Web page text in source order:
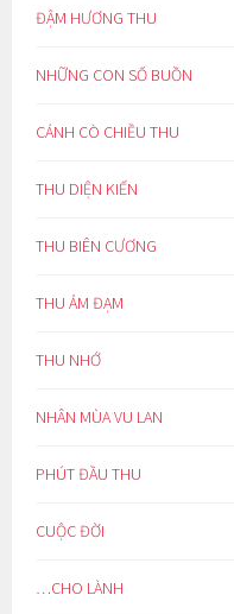
ĐẬM HƯƠNG THU
NHỮNG CON SỐ BUỒN
CÁNH CÒ CHIỀU THU
THU DIỆN KIẾN
THU BIÊN CƯƠNG
THU ẢM ĐẠM
THU NHỚ
NHÂN MÙA VU LAN
PHÚT ĐẦU THU
CUỘC ĐỜI
…CHO LÀNH